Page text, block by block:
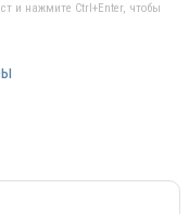
и нажмите Ctrl+Enter, чтобы